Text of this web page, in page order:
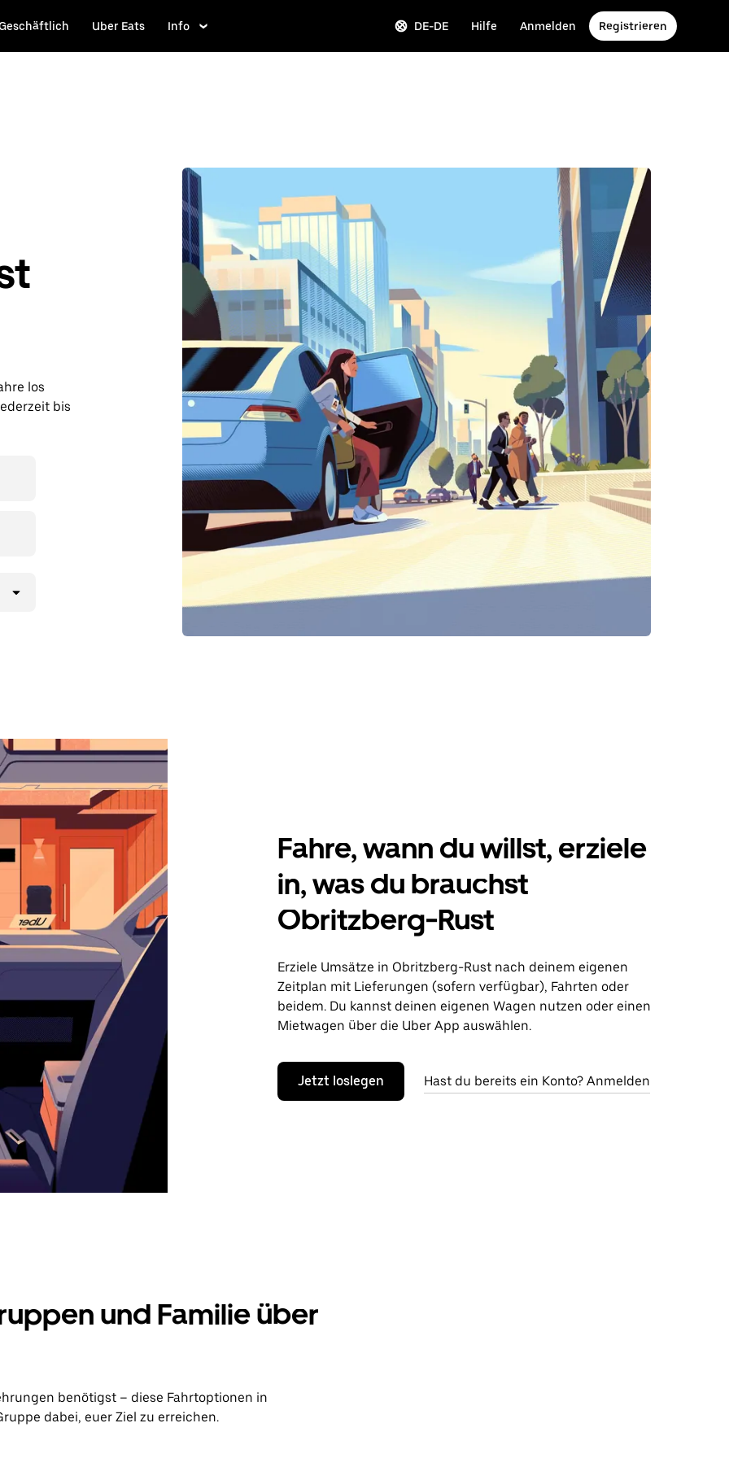
Uber Eats Info DE-DE Hilfe Anmelden Registrieren
los
bis
Fahre, wann du willst, erziele
in, was du brauchst
Obritzberg-Rust
Erziele Umsätze in Obritzberg-Rust nach deinem eigenen
Zeitplan mit Lieferungen (sofern verfügbar), Fahrten oder
beidem. Du kannst deinen eigenen Wagen nutzen oder einen
Mietwagen über die Uber App auswählen.
Jetzt loslegen Hast du bereits ein Konto? Anmelden
und Familie über
benötigst – diese Fahrtoptionen in
dabei, euer Ziel zu erreichen.